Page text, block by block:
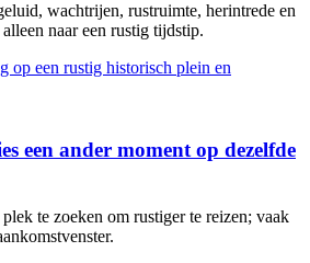
wachtrijen, rustruimte, herintrede en
naar een rustig tijdstip.
een ander moment op dezelfde
te zoeken om rustiger te reizen; vaak